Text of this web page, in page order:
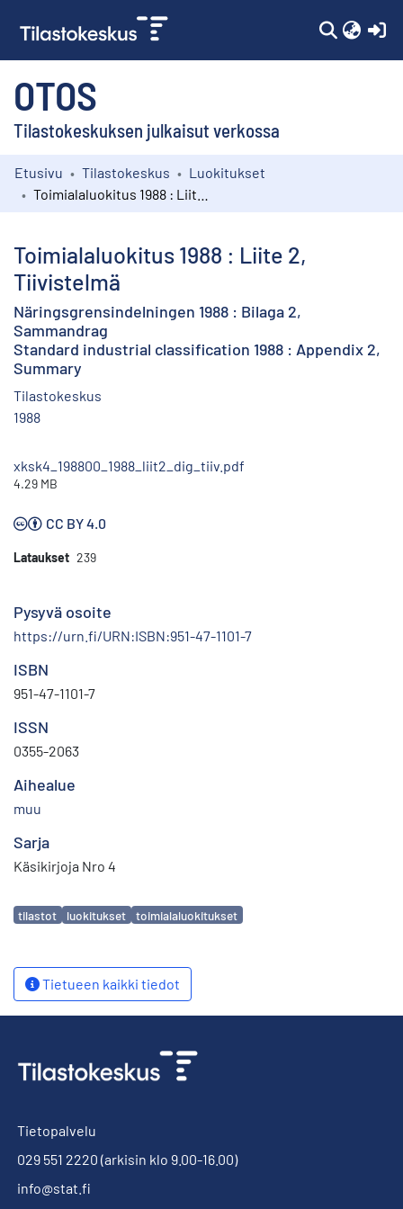
OTOS
Tilastokeskuksen julkaisut verkossa
Kokoelmat
Etusivu Tilastokeskus
Luokitukset
Toimialaluokitus 1988 : Liite 2,
Tiivistelmä
Näringsgrensindelningen 1988 : Bilaga 2,
Sammandrag
Standard industrial classification 1988 : Appendix 2,
Summary
Tilastokeskus
1988
xksk4_198800_1988_liit2_dig_tiiv.pdf
4.29 MB
CC BY 4.0
Lataukset 239
Pysyvä osoite
https://urn.fi/URN:ISBN:951-47-1101-7
ISBN
951-47-1101-7
ISSN
0355-2063
Aihealue
muu
Sarja
Käsikirjoja Nro 4
Avainsanat
tilastot luokitukset toimialaluokitukset
Tietueen kaikki tiedot
Tietopalvelu
029 551 2220 (arkisin klo 9.00-16.00)
info@stat.fi